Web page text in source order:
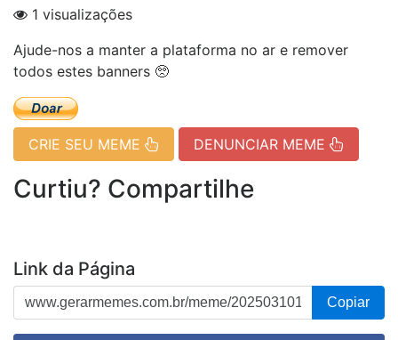
1 visualizações
Ajude-nos a manter a plataforma no ar e remover
todos estes banners 🥺
CRIE SEU MEME DENUNCIAR MEME
Curtiu? Compartilhe
Link da Página
Copiar